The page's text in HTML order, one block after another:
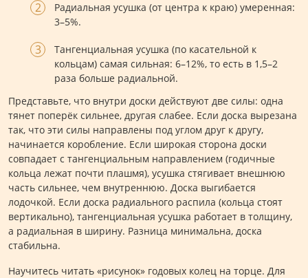
Радиальная усушка (от центра к краю) умеренная:
3–5%.
Тангенциальная усушка (по касательной к
кольцам) самая сильная: 6–12%, то есть в 1,5–2
раза больше радиальной.
Представьте, что внутри доски действуют две силы: одна
тянет поперёк сильнее, другая слабее. Если доска вырезана
так, что эти силы направлены под углом друг к другу,
начинается коробление. Если широкая сторона доски
совпадает с тангенциальным направлением (годичные
кольца лежат почти плашмя), усушка стягивает внешнюю
часть сильнее, чем внутреннюю. Доска выгибается
лодочкой. Если доска радиального распила (кольца стоят
вертикально), тангенциальная усушка работает в толщину,
а радиальная в ширину. Разница минимальна, доска
стабильна.
Научитесь читать «рисунок» годовых колец на торце. Для